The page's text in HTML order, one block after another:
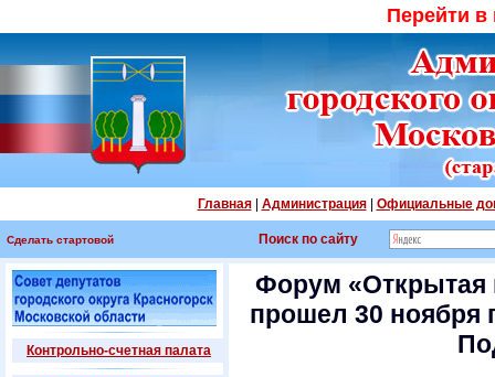
Перейти
Главная| Администрация| Официальные
Сделать стартовой Поиск по сайту
Контрольно-счетная палата
Форум «Открытая
прошел 30 ноября